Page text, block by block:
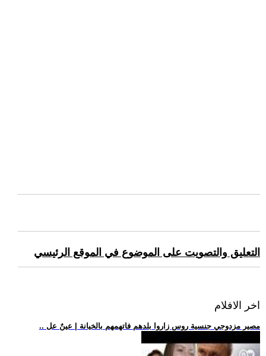
التعليق والتصويت على الموضوع في الموقع الرئيسي
اخر الافلام
.. مصير مزدوجي جنسية روس زاروا بلدهم فاتهمهم بالخيانة | عينٌ عل